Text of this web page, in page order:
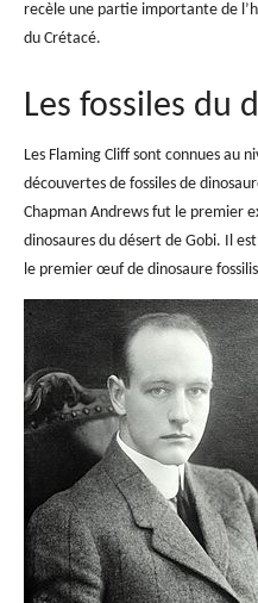
recèle une partie importante de
du Crétacé.
Les fossiles du
Les Flaming Cliff sont connues au
découvertes de fossiles de
Chapman Andrews fut le premier
dinosaures du désert de Gobi. Il
le premier œuf de dinosaure